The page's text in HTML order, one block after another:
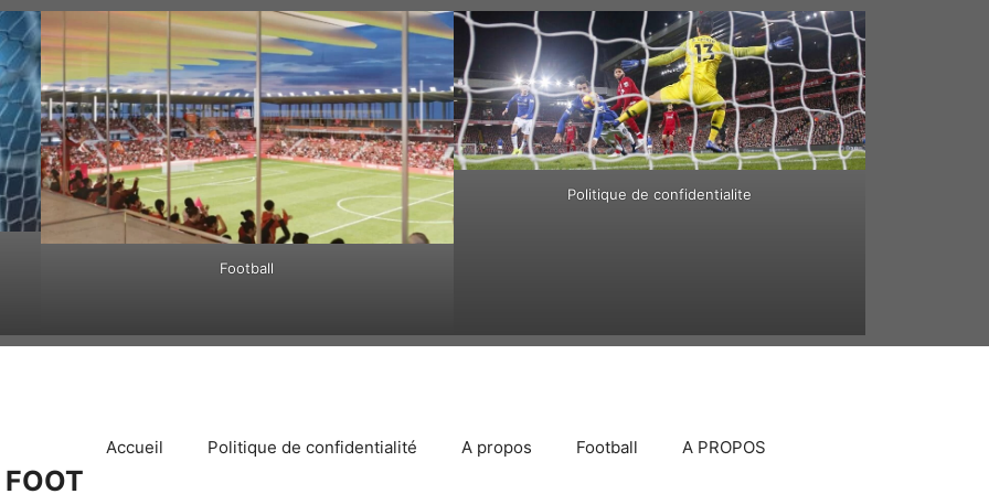
Football
Politique de confidentialite
Accueil Politique de confidentialité A propos Football A PROPOS